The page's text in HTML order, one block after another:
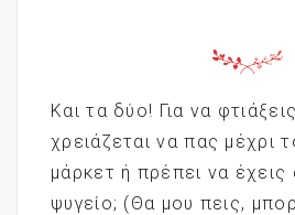
Και τα δύο! Για να
χρειάζεται να πας μέχρι
μάρκετ ή πρέπει να έχεις
ψυγείο; (Θα μου πεις,